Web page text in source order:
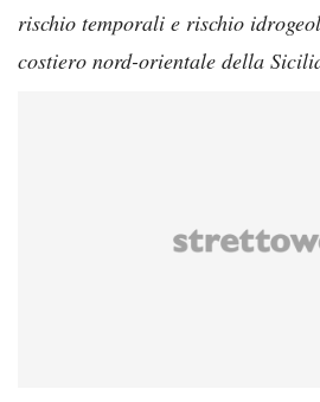
rischio temporali e rischio
costiero nord-orientale della